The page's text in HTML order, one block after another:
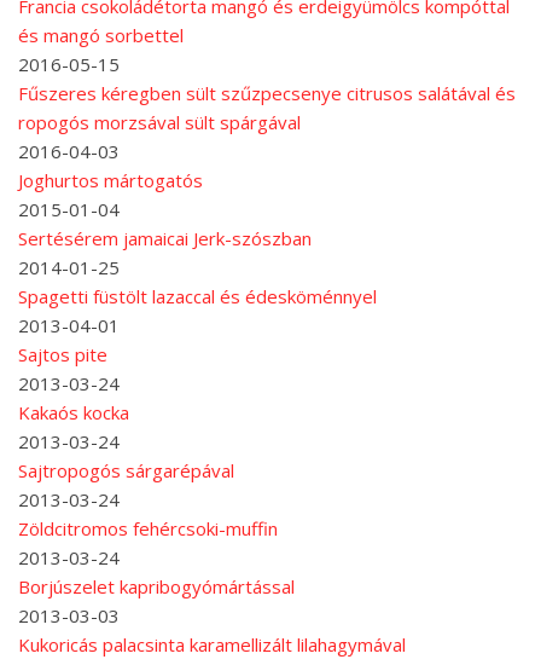
Francia csokoládétorta mangó és erdeigyümölcs kompóttal
és mangó sorbettel
2016-05-15
Fűszeres kéregben sült szűzpecsenye citrusos salátával és
ropogós morzsával sült spárgával
2016-04-03
Joghurtos mártogatós
2015-01-04
Sertésérem jamaicai Jerk-szószban
2014-01-25
Spagetti füstölt lazaccal és édesköménnyel
2013-04-01
Sajtos pite
2013-03-24
Kakaós kocka
2013-03-24
Sajtropogós sárgarépával
2013-03-24
Zöldcitromos fehércsoki-muffin
2013-03-24
Borjúszelet kapribogyómártással
2013-03-03
Kukoricás palacsinta karamellizált lilahagymával